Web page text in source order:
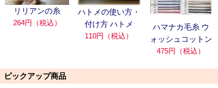
リリアンの糸
264円（税込）
ハトメの使い方・
付け方 ハトメ
110円（税込）
ハマナカ毛糸 ウ
ォッシュコットン
475円（税込）
ピックアップ商品